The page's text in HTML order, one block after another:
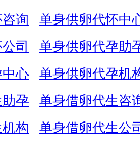
询
单身供卵代怀中
司
单身供卵代孕助
心
单身供卵代孕机
孕
单身借卵代生咨
构
单身借卵代生公